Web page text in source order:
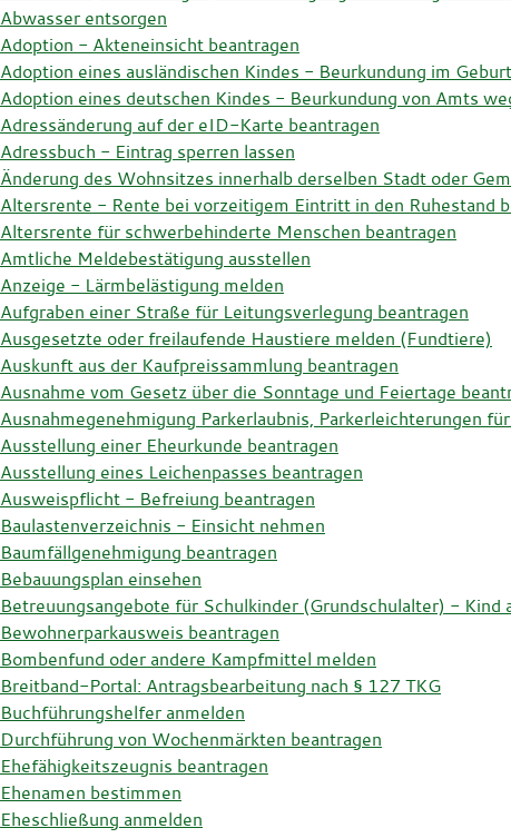
Abwasser entsorgen
Adoption - Akteneinsicht beantragen
Adoption eines ausländischen Kindes - Beurkundung im
Adoption eines deutschen Kindes - Beurkundung von Amts
Adressänderung auf der eID-Karte beantragen
Adressbuch - Eintrag sperren lassen
Änderung des Wohnsitzes innerhalb derselben Stadt oder
Altersrente - Rente bei vorzeitigem Eintritt in den Ruhestand
Altersrente für schwerbehinderte Menschen beantragen
Amtliche Meldebestätigung ausstellen
Anzeige - Lärmbelästigung melden
Aufgraben einer Straße für Leitungsverlegung beantragen
Ausgesetzte oder freilaufende Haustiere melden (Fundtiere)
Auskunft aus der Kaufpreissammlung beantragen
Ausnahme vom Gesetz über die Sonntage und Feiertage
Ausnahmegenehmigung Parkerlaubnis, Parkerleichterungen
Ausstellung einer Eheurkunde beantragen
Ausstellung eines Leichenpasses beantragen
Ausweispflicht - Befreiung beantragen
Baulastenverzeichnis - Einsicht nehmen
Baumfällgenehmigung beantragen
Bebauungsplan einsehen
Betreuungsangebote für Schulkinder (Grundschulalter) - Kind
Bewohnerparkausweis beantragen
Bombenfund oder andere Kampfmittel melden
Breitband-Portal: Antragsbearbeitung nach § 127 TKG
Buchführungshelfer anmelden
Durchführung von Wochenmärkten beantragen
Ehefähigkeitszeugnis beantragen
Ehenamen bestimmen
Eheschließung anmelden